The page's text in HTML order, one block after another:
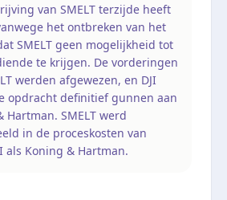
van SMELT terzijde heeft
het ontbreken van het
SMELT geen mogelijkheid tot
te krijgen. De vorderingen
werden afgewezen, en DJI
opdracht definitief gunnen aan
Hartman. SMELT werd
in de proceskosten van
als Koning & Hartman.